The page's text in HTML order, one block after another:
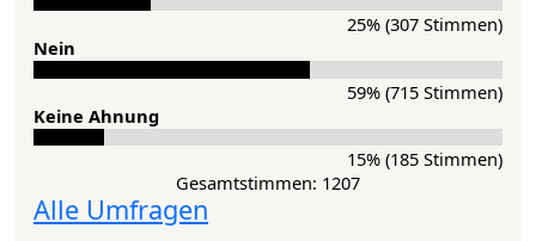
25% (307 Stimmen)
Nein
59% (715 Stimmen)
Keine Ahnung
15% (185 Stimmen)
Gesamtstimmen: 1207
Alle Umfragen